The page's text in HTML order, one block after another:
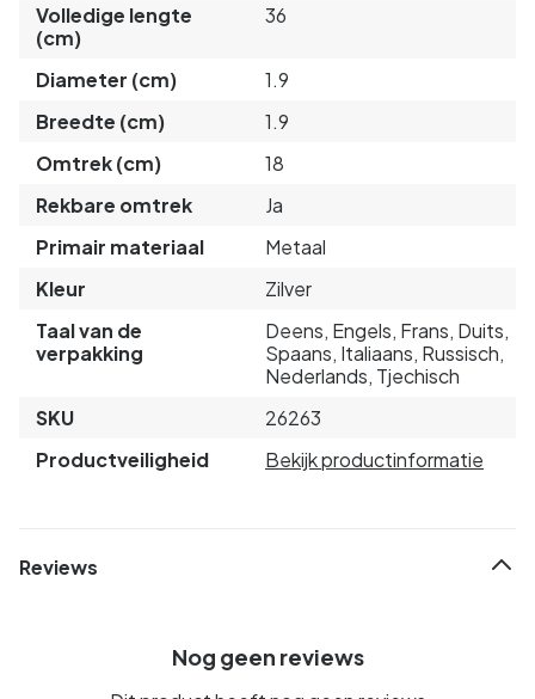
Volledige lengte
(cm)
36
Diameter (cm)
1.9
Breedte (cm)
1.9
Omtrek (cm)
18
Rekbare omtrek
Ja
Primair materiaal
Metaal
Kleur
Zilver
Taal van de
verpakking
Deens, Engels, Frans, Duits,
Spaans, Italiaans, Russisch,
Nederlands, Tjechisch
SKU
26263
Productveiligheid
Bekijk productinformatie
Reviews
Nog geen reviews